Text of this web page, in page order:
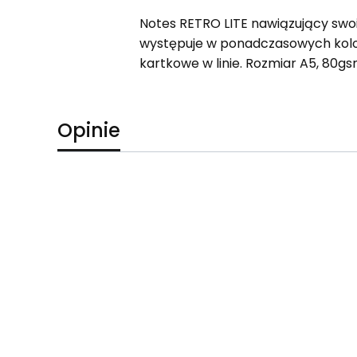
Notes RETRO LITE nawiązujący
występuje w ponadczasowych
kartkowe w linie. Rozmiar A5,
Opinie